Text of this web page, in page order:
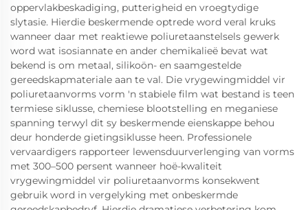
oppervlakbeskadiging, putterigheid en vroegtydige
slytasie. Hierdie beskermende optrede word veral kruks
wanneer daar met reaktiewe poliuretaanstelsels gewerk
word wat isosiannate en ander chemikalieë bevat wat
bekend is om metaal, silikoön- en saamgestelde
gereedskapmateriale aan te val. Die vrygewingmiddel vir
poliuretaanvorms vorm 'n stabiele film wat bestand is teen
termiese siklusse, chemiese blootstelling en meganiese
spanning terwyl dit sy beskermende eienskappe behou
deur honderde gietingsiklusse heen. Professionele
vervaardigers rapporteer lewensduurverlenging van vorms
met 300–500 persent wanneer hoë-kwaliteit
vrygewingmiddel vir poliuretaanvorms konsekwent
gebruik word in vergelyking met onbeskermde